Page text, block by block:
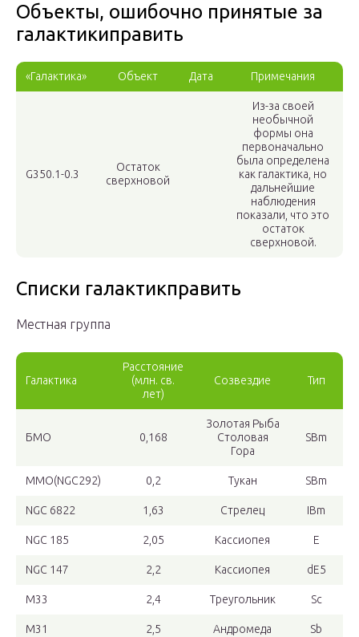
Объекты, ошибочно принятые за
галактикиправить
«Галактика» Объект Дата Примечания
G350.1-0.3
Остаток
сверхновой
Из-за своей
необычной
формы она
первоначально
была определена
как галактика, но
дальнейшие
наблюдения
показали, что это
остаток
сверхновой.
Списки галактикправить
Местная группа
Галактика
Расстояние
(млн. св.
лет)
Созвездие Тип
БМО 0,168
Золотая Рыба
Столовая
Гора
SBm
ММО(NGC292) 0,2 Тукан SBm
NGC 6822 1,63 Стрелец IBm
NGC 185 2,05 Кассиопея E
NGC 147 2,2 Кассиопея dE5
M33 2,4 Треугольник Sc
M31 2,5 Андромеда Sb